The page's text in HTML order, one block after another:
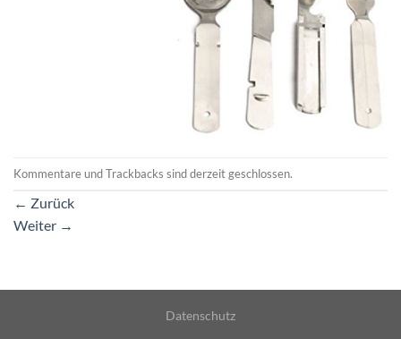
Kommentare und Trackbacks sind derzeit geschlossen.
← Zurück
Weiter →
Datenschutz